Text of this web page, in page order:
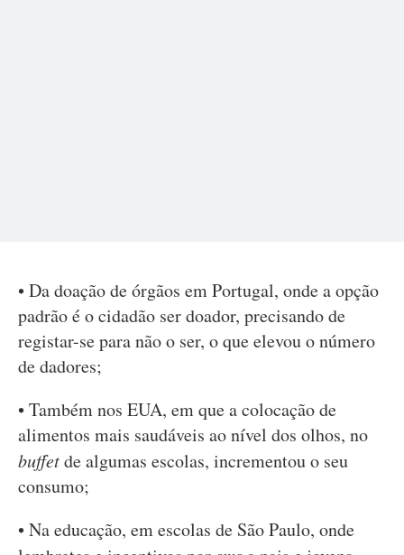
• Da doação de órgãos em Portugal, onde a opção
padrão é o cidadão ser doador, precisando de
registar-se para não o ser, o que elevou o número
de dadores;
• Também nos EUA, em que a colocação de
alimentos mais saudáveis ao nível dos olhos, no
buffetde algumas escolas, incrementou o seu
consumo;
• Na educação, em escolas de São Paulo, onde